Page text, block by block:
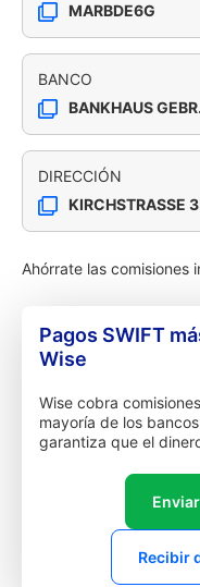
MARBDE6G
BANCO
BANKHAUS
DIRECCIÓN
KIRCHSTRASSE
Ahórrate las comisiones
Pagos SWIFT
Wise
Wise cobra
mayoría de los
garantiza que el
Recibir